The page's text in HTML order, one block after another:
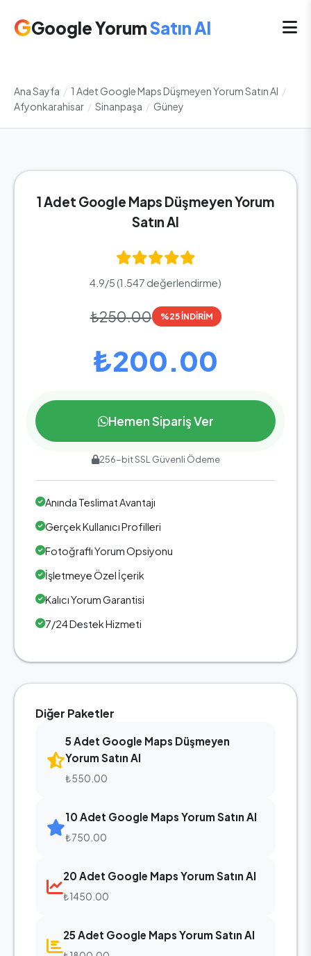
GGoogle YorumSatın Al
Ana Sayfa / 1 Adet Google Maps Düşmeyen Yorum Satın Al /
Afyonkarahisar / Sinanpaşa / Güney
1 Adet Google Maps Düşmeyen Yorum
Satın Al
4.9/5 (1.547 değerlendirme)
₺250.00 %25 İNDİRİM
₺200.00
Hemen Sipariş Ver
256-bit SSL Güvenli Ödeme
Anında Teslimat Avantajı
Gerçek Kullanıcı Profilleri
Fotoğraflı Yorum Opsiyonu
İşletmeye Özel İçerik
Kalıcı Yorum Garantisi
7/24 Destek Hizmeti
Diğer Paketler
5 Adet Google Maps Düşmeyen
Yorum Satın Al
₺550.00
10 Adet Google Maps Yorum Satın Al
₺750.00
20 Adet Google Maps Yorum Satın Al
₺1450.00
25 Adet Google Maps Yorum Satın Al